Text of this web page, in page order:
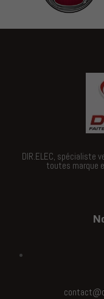
DIR.ELEC, spécialiste
toutes marque